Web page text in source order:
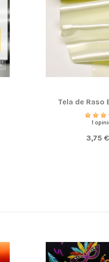
Tela de Raso
1
3,75